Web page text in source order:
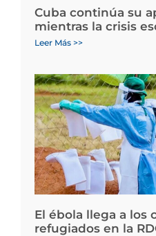
Cuba continúa su
mientras la crisis
Leer Más >>
El ébola llega a los
refugiados en la